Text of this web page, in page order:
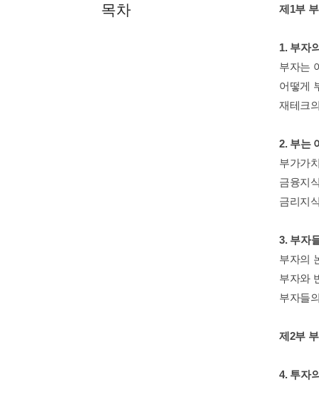
목차 제1부
1. 부자
부자는
어떻게
재테크
2. 부는
부가가
금융지
금리지
3. 부자
부자의
부자와
부자들
제2부
4. 투자